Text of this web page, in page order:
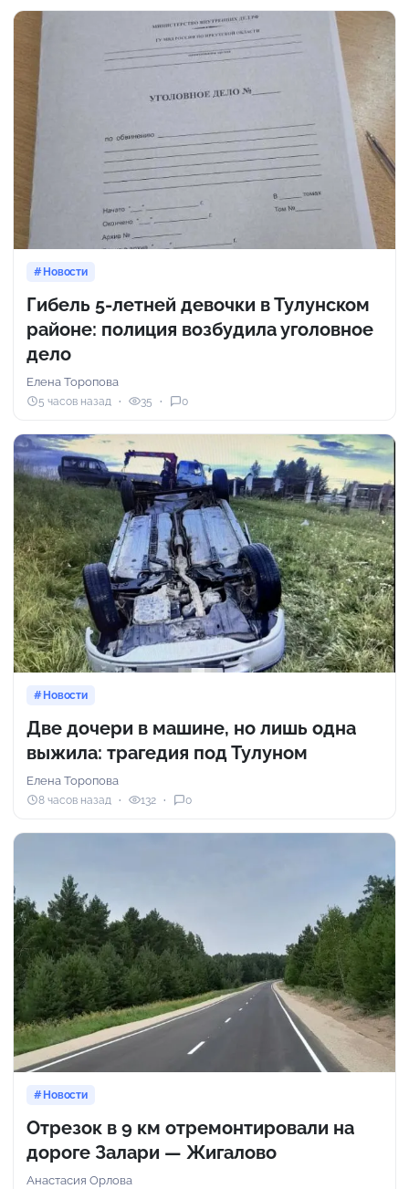
Новости
Гибель 5-летней девочки в Тулунском
районе: полиция возбудила уголовное
дело
Елена Торопова
5 часов назад 35 0
Новости
Две дочери в машине, но лишь одна
выжила: трагедия под Тулуном
Елена Торопова
8 часов назад 132 0
Новости
Отрезок в 9 км отремонтировали на
дороге Залари — Жигалово
Анастасия Орлова